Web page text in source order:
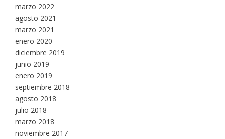
marzo 2022
agosto 2021
marzo 2021
enero 2020
diciembre 2019
junio 2019
enero 2019
septiembre 2018
agosto 2018
julio 2018
marzo 2018
noviembre 2017